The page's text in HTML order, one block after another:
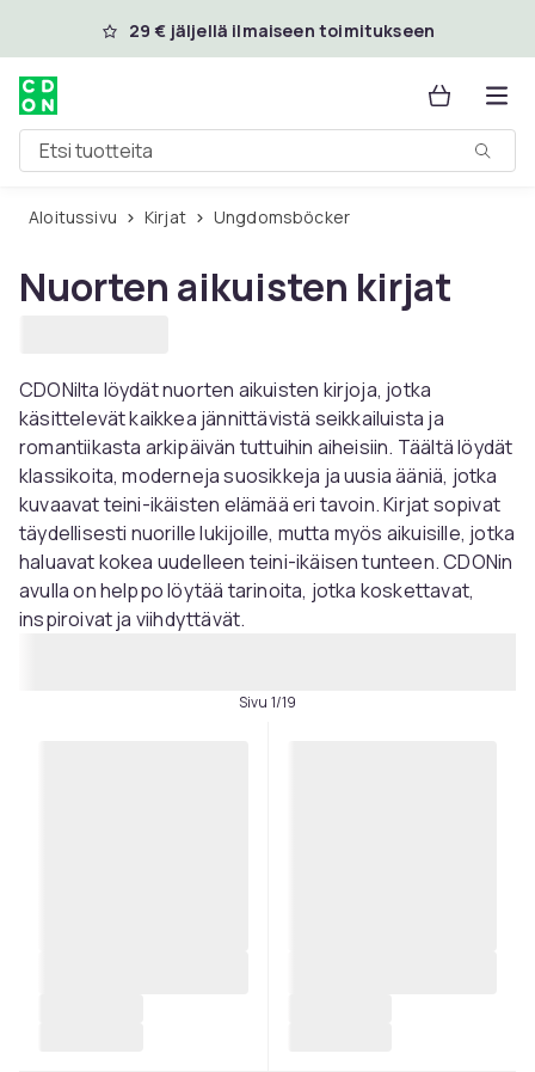
Ohita ja siirry pääsisältöön
29 € jäljellä ilmaiseen toimitukseen
Etsi tuotteita
Aloitussivu Kirjat Ungdomsböcker
Nuorten aikuisten kirjat
CDONilta löydät nuorten aikuisten kirjoja, jotka
käsittelevät kaikkea jännittävistä seikkailuista ja
romantiikasta arkipäivän tuttuihin aiheisiin. Täältä löydät
klassikoita, moderneja suosikkeja ja uusia ääniä, jotka
kuvaavat teini-ikäisten elämää eri tavoin. Kirjat sopivat
täydellisesti nuorille lukijoille, mutta myös aikuisille, jotka
haluavat kokea uudelleen teini-ikäisen tunteen. CDONin
avulla on helppo löytää tarinoita, jotka koskettavat,
inspiroivat ja viihdyttävät.
Sivu 1/19